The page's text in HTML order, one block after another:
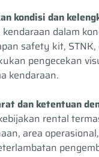
kondisi dan
dalam
safety kit,
pengecekan
kendaraan.
dan ketentuan
rental
area